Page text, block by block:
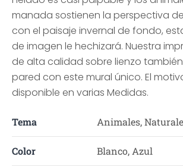
manada sostienen la perspectiva
con el paisaje invernal de fondo,
de imagen le hechizará. Nuestra
de alta calidad sobre lienzo
pared con este mural único. El
disponible en varias Medidas.
Tema Animales,
Color Blanco, Azul